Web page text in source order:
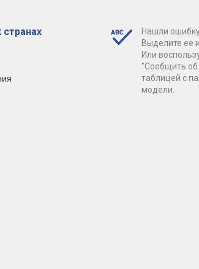
Нашли
Выделите ее
Или
"Сообщить об
таблицей с
модели.